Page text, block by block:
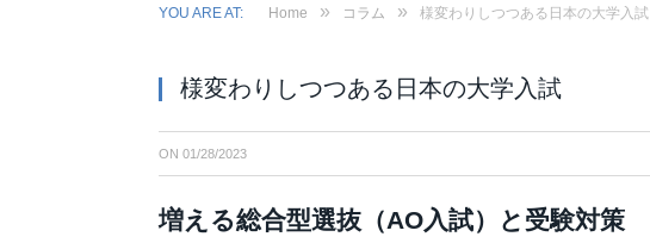
YOU ARE AT: Home » コラム » 様変わりしつつある日本の大学入試
様変わりしつつある日本の大学入試
ON 01/28/2023
増える総合型選抜（AO入試）と受験対策